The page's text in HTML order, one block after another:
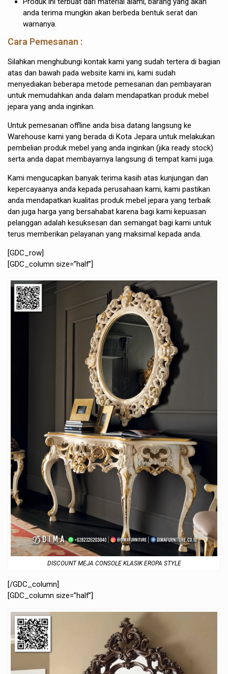
anda terima mungkin akan berbeda bentuk serat dan
warnanya.
Cara Pemesanan :
Silahkan menghubungi kontak kami yang sudah tertera di bagian
atas dan bawah pada website kami ini, kami sudah
menyediakan beberapa metode pemesanan dan pembayaran
untuk memudahkan anda dalam mendapatkan produk mebel
jepara yang anda inginkan.
Untuk pemesanan offline anda bisa datang langsung ke
Warehouse kami yang berada di Kota Jepara untuk melakukan
pembelian produk mebel yang anda inginkan (jika ready stock)
serta anda dapat membayarnya langsung di tempat kami juga.
Kami mengucapkan banyak terima kasih atas kunjungan dan
kepercayaanya anda kepada perusahaan kami, kami pastikan
anda mendapatkan kualitas produk mebel jepara yang terbaik
dan juga harga yang bersahabat karena bagi kami kepuasan
pelanggan adalah kesuksesan dan semangat bagi kami untuk
terus memberikan pelayanan yang maksimal kepada anda.
[GDC_row]
[GDC_column size=”half”]
DISCOUNT MEJA CONSOLE KLASIK EROPA STYLE
[/GDC_column]
[GDC_column size=”half”]